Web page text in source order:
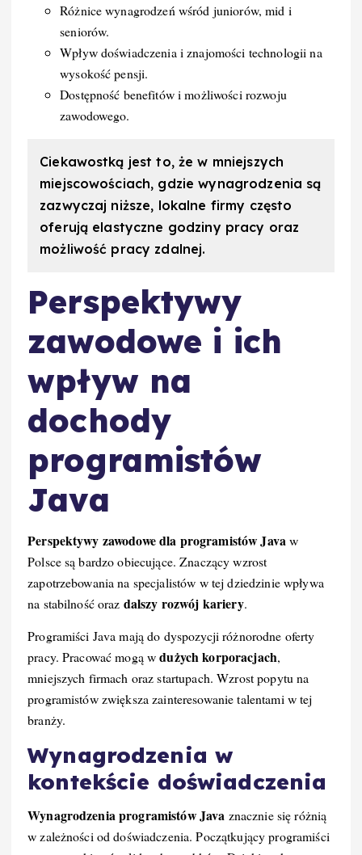
Różnice wynagrodzeń wśród juniorów, mid i
seniorów.
Wpływ doświadczenia i znajomości technologii na
wysokość pensji.
Dostępność benefitów i możliwości rozwoju
zawodowego.
Ciekawostką jest to, że w mniejszych
miejscowościach, gdzie wynagrodzenia są
zazwyczaj niższe, lokalne firmy często
oferują elastyczne godziny pracy oraz
możliwość pracy zdalnej.
Perspektywy
zawodowe i ich
wpływ na
dochody
programistów
Java
Perspektywy zawodowe dla programistów Java w
Polsce są bardzo obiecujące. Znaczący wzrost
zapotrzebowania na specjalistów w tej dziedzinie wpływa
na stabilność oraz dalszy rozwój kariery.
Programiści Java mają do dyspozycji różnorodne oferty
pracy. Pracować mogą wdużych korporacjach,
mniejszych firmach oraz startupach. Wzrost popytu na
programistów zwiększa zainteresowanie talentami w tej
branży.
Wynagrodzenia w
kontekście doświadczenia
Wynagrodzenia programistów Java znacznie się różnią
w zależności od doświadczenia. Początkujący programiści